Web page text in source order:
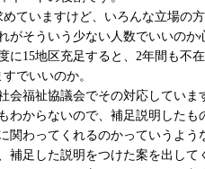
ていますけど、いろんな立場の
がそういう少ない人数でいいのか
に15地区充足すると、2年間も不
でいいのか。
福祉協議会でその対応していま
わからないので、補足説明したも
関わってくれるのかっていうよ
足した説明をつけた案を出して